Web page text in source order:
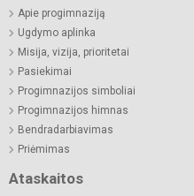
Apie progimnaziją
Ugdymo aplinka
Misija, vizija, prioritetai
Pasiekimai
Progimnazijos simboliai
Progimnazijos himnas
Bendradarbiavimas
Priėmimas
Ataskaitos